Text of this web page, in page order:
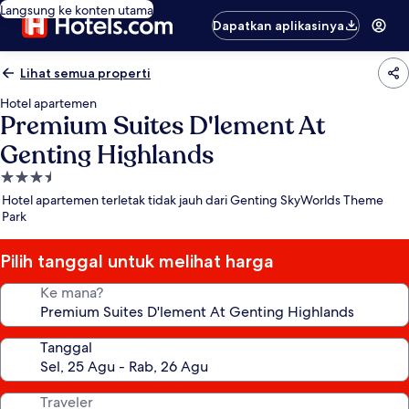
Langsung ke konten utama
Dapatkan aplikasinya
Lihat semua properti
Hotel apartemen
Premium Suites D'lement At
Genting Highlands
Properti
bintang
3.5
Hotel apartemen terletak tidak jauh dari Genting SkyWorlds Theme
Park
Pilih tanggal untuk melihat harga
Ke mana?
Tanggal
Traveler